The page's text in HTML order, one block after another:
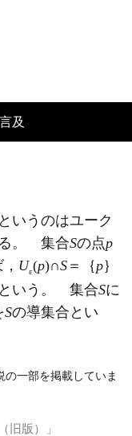
及
いうのはユーク
る。 集合Sの点p
Uε(p)∩S ＝｛p｝
いう。 集合Sに
Sの導集合とい
一部を掲載していま
旧版）」